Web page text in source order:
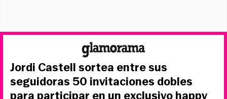
Jordi Castell sortea entre sus
seguidoras 50 invitaciones dobles
para participar en un exclusivo happy